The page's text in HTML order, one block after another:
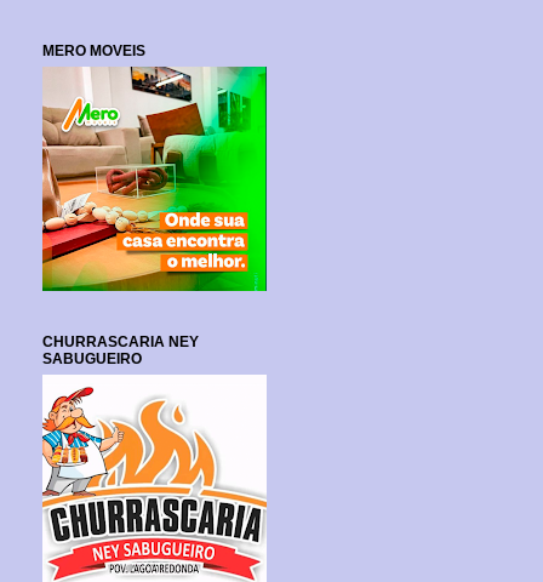
MERO MOVEIS
CHURRASCARIA NEY
SABUGUEIRO